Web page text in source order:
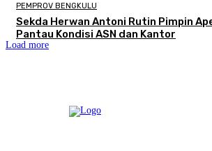
PEMPROV BENGKULU
Sekda Herwan Antoni Rutin Pimpin
Pantau Kondisi ASN dan Kantor
Load more